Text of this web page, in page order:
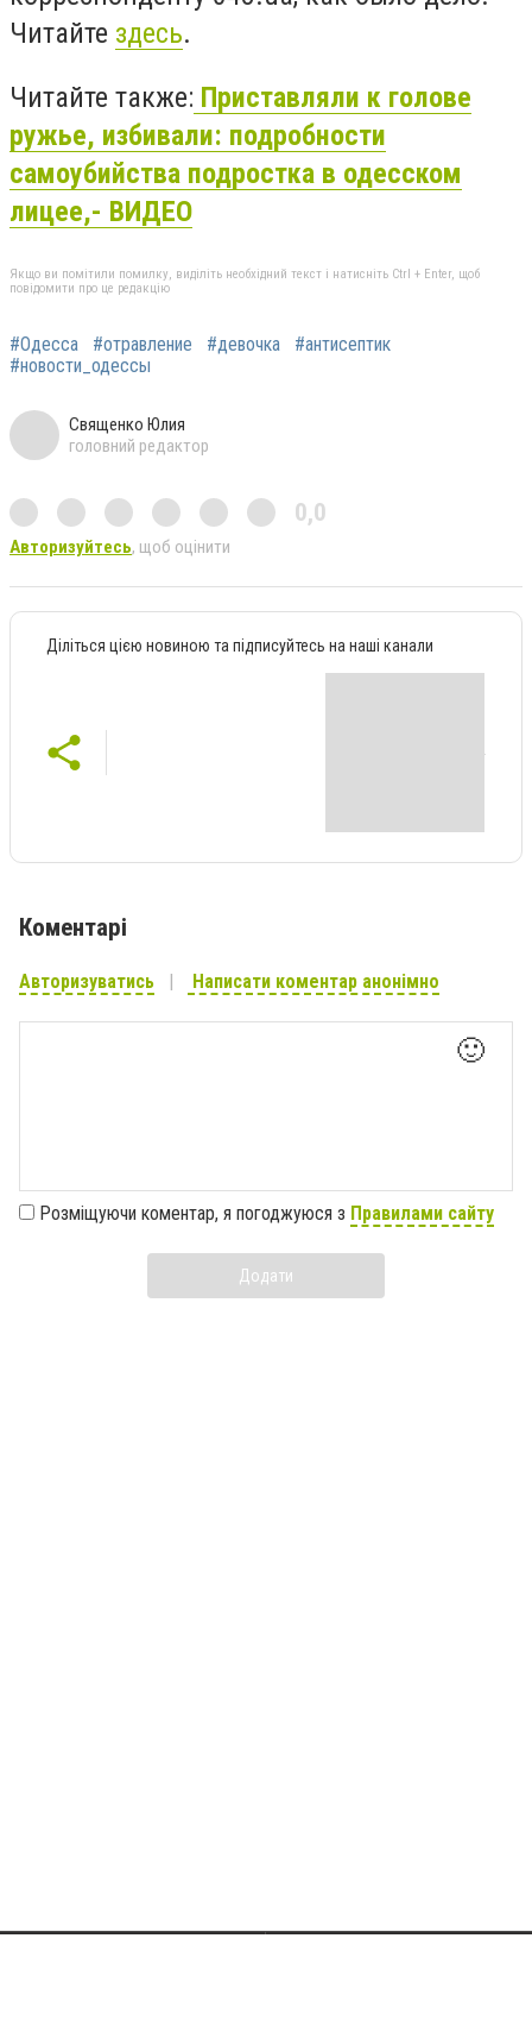
Читайте здесь.
Читайте также: Приставляли к голове
ружье, избивали: подробности
самоубийства подростка в одесском
лицее,- ВИДЕО
Якщо ви помітили помилку, виділіть необхідний текст і натисніть Ctrl + Enter, щоб
повідомити про це редакцію
#Одесса #отравление #девочка
#антисептик
#новости_одессы
Священко Юлия
головний редактор
0,0
Авторизуйтесь, щоб оцінити
Діліться цією новиною та підписуйтесь на наші канали
Коментарі
Авторизуватись Написати коментар анонімно
🙂
Розміщуючи коментар, я погоджуюся з Правилами сайту
Додати